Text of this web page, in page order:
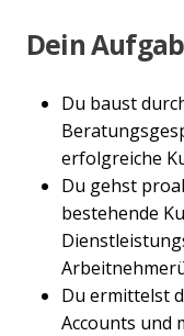
Dein
Du baust
erfolgreiche
Du gehst
bestehende
Du ermittelst
Accounts und